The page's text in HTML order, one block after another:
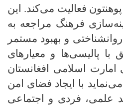
فعالیت می‌کند. این
فرهنگ مراجعه به
و بهبود مستمر
پالیسی‌ها و معیارهای
اسلامی افغانستان
با ایجاد فضای امن
علمی، فردی و اجتماعی